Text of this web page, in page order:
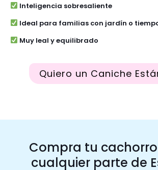
Inteligencia sobresaliente
Ideal para familias con jardín o
Muy leal y equilibrado
Quiero un Caniche
Compra tu
cualquier parte de